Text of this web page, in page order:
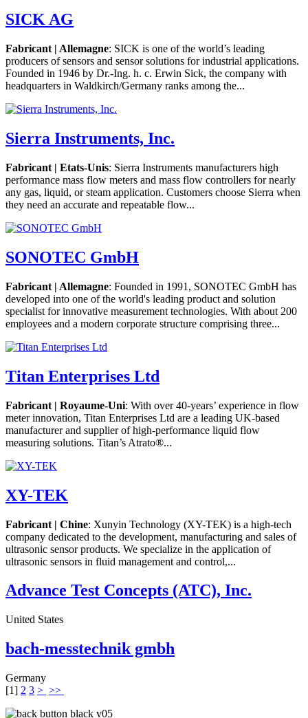
SICK AG
Fabricant | Allemagne: SICK is one of the world’s leading
producers of sensors and sensor solutions for industrial applications.
Founded in 1946 by Dr.-Ing. h. c. Erwin Sick, the company with
headquarters in Waldkirch/Germany ranks among the...
Sierra Instruments, Inc.
Fabricant | Etats-Unis: Sierra Instruments manufacturers high
performance mass flow meters and mass flow controllers for nearly
any gas, liquid, or steam application. Customers choose Sierra when
they need an accurate and repeatable flow...
SONOTEC GmbH
Fabricant | Allemagne: Founded in 1991, SONOTEC GmbH has
developed into one of the world's leading product and solution
specialist for innovative measurement technologies. With about 200
employees and a modern corporate structure comprising three...
Titan Enterprises Ltd
Fabricant | Royaume-Uni: With over 40-years’ experience in flow
meter innovation, Titan Enterprises Ltd are a leading UK-based
manufacturer and supplier of high-performance liquid flow
measuring solutions. Titan’s Atrato®...
XY-TEK
Fabricant | Chine: Xunyin Technology (XY-TEK) is a high-tech
company dedicated to the development, manufacturing and sales of
ultrasonic sensor products. We specialize in the application of
ultrasonic sensors in fluid management and control,...
Advance Test Concepts (ATC), Inc.
United States
bach-messtechnik gmbh
Germany
[1] 2 3 > >>